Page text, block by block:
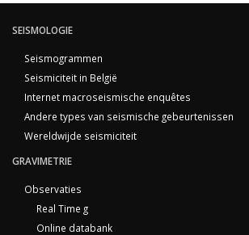
SEISMOLOGIE
Seismogrammen
Seismiciteit in België
Internet macroseismische enquêtes
Andere types van seismische gebeurtenissen
Wereldwijde seismiciteit
GRAVIMETRIE
Observaties
Real Time g
Online databank